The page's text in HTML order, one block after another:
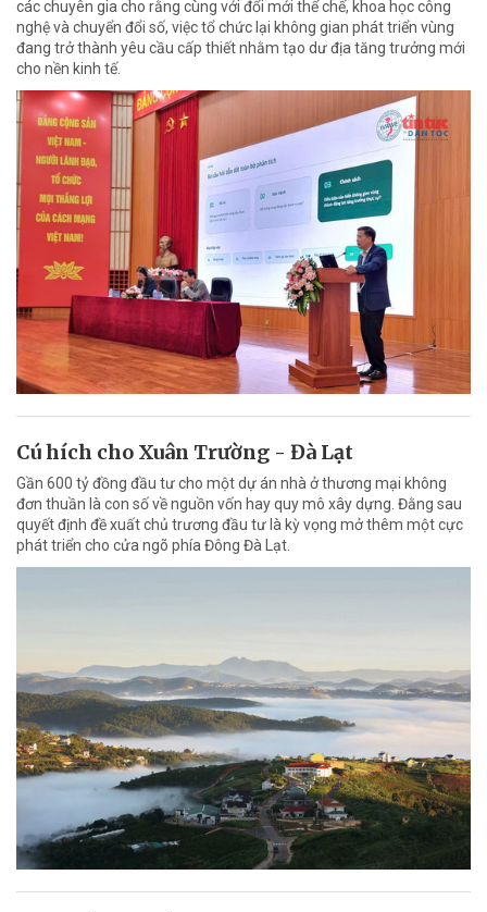
các chuyên gia cho rằng cùng với đổi mới thể chế, khoa học công
nghệ và chuyển đổi số, việc tổ chức lại không gian phát triển vùng
đang trở thành yêu cầu cấp thiết nhằm tạo dư địa tăng trưởng mới
cho nền kinh tế.
Cú hích cho Xuân Trường - Đà Lạt
Gần 600 tỷ đồng đầu tư cho một dự án nhà ở thương mại không
đơn thuần là con số về nguồn vốn hay quy mô xây dựng. Đằng sau
quyết định đề xuất chủ trương đầu tư là kỳ vọng mở thêm một cực
phát triển cho cửa ngõ phía Đông Đà Lạt.